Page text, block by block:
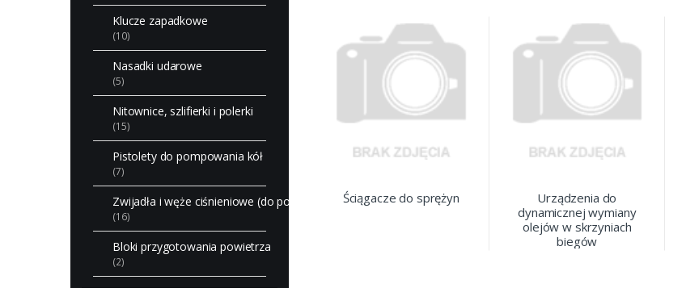
Klucze zapadkowe
(10)
Nasadki udarowe
(5)
Nitownice, szlifierki i polerki
(15)
Pistolety do pompowania kół
(7)
Zwijadła i węże ciśnieniowe (do powietrza i do wody)
(16)
Bloki przygotowania powietrza
(2)
Ściągacze do sprężyn
Urządzenia do
dynamicznej wymiany
olejów w skrzyniach
biegów